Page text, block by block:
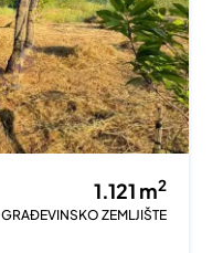
1.121 m2
GRAĐEVINSKO ZEMLJIŠTE